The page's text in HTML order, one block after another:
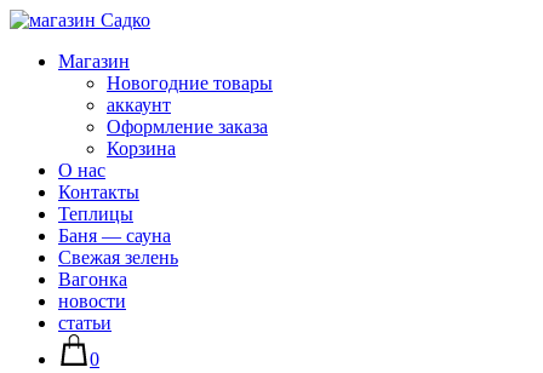
Skip
content
Магазин хозяйственных товаров для дома сада огорода —
sadko59.ru
Магазин
Новогодние товары
аккаунт
Оформление заказа
Корзина
О нас
Контакты
Теплицы
Баня — сауна
Свежая зелень
Вагонка
новости
статьи
0